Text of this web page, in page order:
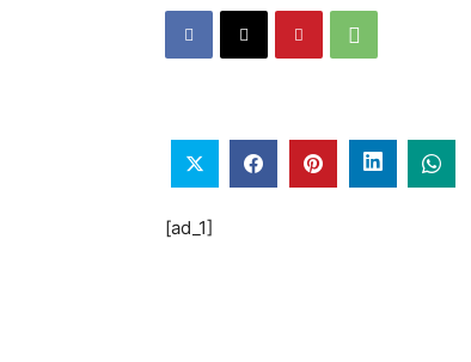
[ad_1]